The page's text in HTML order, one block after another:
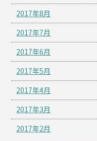
2017年8月
2017年7月
2017年6月
2017年5月
2017年4月
2017年3月
2017年2月